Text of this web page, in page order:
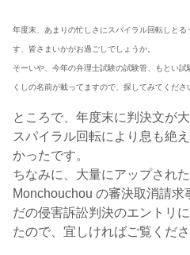
年度末、あまりの忙しさにスパイラル回転しと
す、皆さまいかがお過ごしでしょうか。
そーいや、今年の弁理士試験の試験管、もとい
くしの名前が載ってますので、探してみてくださ
ところで、年度末に判決文が
スパイラル回転により息も絶
かったです。
ちなみに、大量にアップされ
Monchouchou の審決取消請
だの侵害訴訟判決のエントリ
たので、宜しければご覧くだ